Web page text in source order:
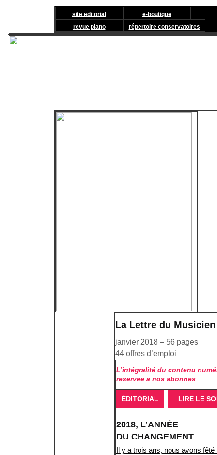
site editorial
e-boutique
revue piano
répertoire conservatoires
La Lettre du Musicien
janvier 2018 – 56 pages
44 offres d’emploi
L’intégralité du contenu
réservée à nos abonnés
ÉDITORIAL LIRE LE
2018, L’ANNÉE
DU CHANGEMENT
Il y a trois ans, nous avons fêté